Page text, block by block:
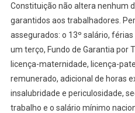
Constituição não altera nenhum
garantidos aos trabalhadores.
assegurados: o 13º salário,
um terço, Fundo de Garantia por
licença-maternidade, licença-
remunerado, adicional de horas
insalubridade e periculosidade,
trabalho e o salário mínimo